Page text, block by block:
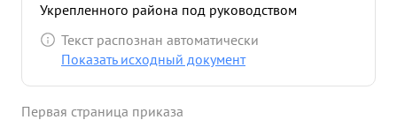
Укрепленного района под руководством
дполковника КАПЛИНА сумел организовать
наступательный бой частей УР, своевременным
выполнении боевых задач частями УР. Взятие гор.
Текст распознан автоматически
Показать исходный документ
Первая страница приказа